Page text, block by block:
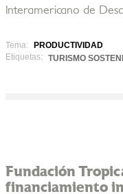
Interamericano de
Tema:
PRODUCTIVIDAD
Etiquetas:
TURISMO
Fundación
financiamiento